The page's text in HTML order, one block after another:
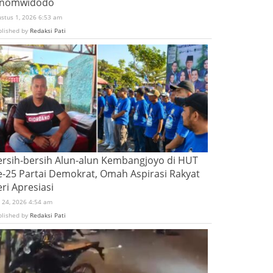
1, 2026 6:53 am
by Redaksi Pati
bersih Alun-alun Kembangjoyo di HUT
25 Partai Demokrat, Omah Aspirasi Rakyat
Apresiasi
24, 2026 4:54 am
by Redaksi Pati